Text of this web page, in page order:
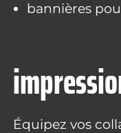
bannières
Équipez vos